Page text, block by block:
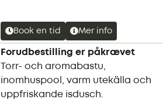
Book en tid Mer info
Forudbestilling er påkrævet
Torr- och aromabastu,
inomhuspool, varm utekälla och
uppfriskande isdusch.